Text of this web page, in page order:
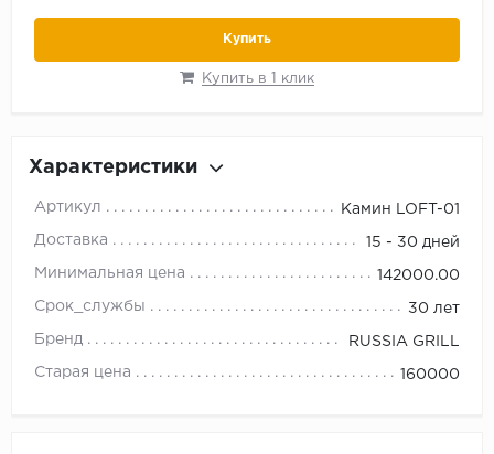
Купить
Купить в 1 клик
Характеристики
Артикул Камин LOFT-01
Доставка 15 - 30 дней
Минимальная цена 142000.00
Срок_службы 30 лет
Бренд RUSSIA GRILL
Старая цена 160000